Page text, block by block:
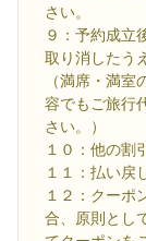
さい。
９：予約成立
取り消したう
（満席・満
容でもご旅行
さい。）
１０：他の割
１１：払い戻
１２：クーポ
合、原則とし